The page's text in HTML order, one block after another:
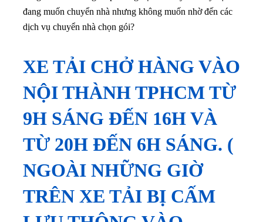
đang muốn chuyển nhà nhưng không muốn nhờ đến các
dịch vụ chuyển nhà chọn gói?
XE TẢI CHỞ HÀNG VÀO
NỘI THÀNH TPHCM TỪ
9H SÁNG ĐẾN 16H VÀ
TỪ 20H ĐẾN 6H SÁNG. (
NGOÀI NHỮNG GIỜ
TRÊN XE TẢI BỊ CẤM